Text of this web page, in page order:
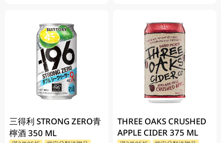
三得利 STRONG ZERO青
檸酒 350 ML
THREE OAKS CRUSHED
APPLE CIDER 375 ML